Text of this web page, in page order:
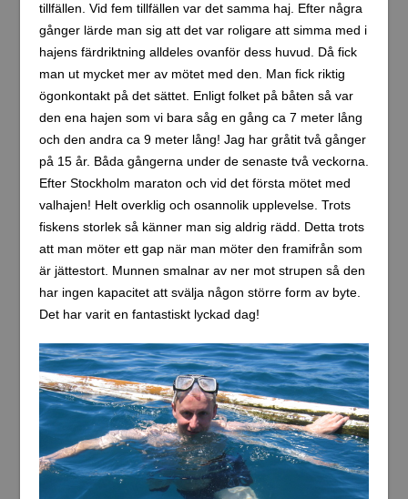
tillfällen. Vid fem tillfällen var det samma haj. Efter några
gånger lärde man sig att det var roligare att simma med i
hajens färdriktning alldeles ovanför dess huvud. Då fick
man ut mycket mer av mötet med den. Man fick riktig
ögonkontakt på det sättet. Enligt folket på båten så var
den ena hajen som vi bara såg en gång ca 7 meter lång
och den andra ca 9 meter lång! Jag har gråtit två gånger
på 15 år. Båda gångerna under de senaste två veckorna.
Efter Stockholm maraton och vid det första mötet med
valhajen! Helt overklig och osannolik upplevelse. Trots
fiskens storlek så känner man sig aldrig rädd. Detta trots
att man möter ett gap när man möter den framifrån som
är jättestort. Munnen smalnar av ner mot strupen så den
har ingen kapacitet att svälja någon större form av byte.
Det har varit en fantastiskt lyckad dag!